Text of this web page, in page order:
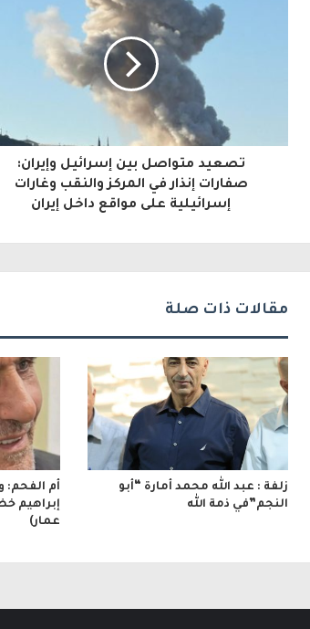
ل
ك
ت
ر
و
ن
ي
تصعيد متواصل بين إسرائيل وإيران:
صفارات إنذار في المركز والنقب وغارات
إسرائيلية على مواقع داخل إيران
مقالات ذات صلة
زلفة : عبد الله محمد أمارة “أبو
النجم”في ذمة الله
أم الفحم:
إبراهيم
عمار)